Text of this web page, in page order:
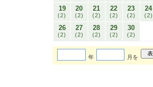
19
(2)
20
(2)
21
(2)
22
(2)
23
(2)
24
(2)
26
(2)
27
(2)
28
(2)
29
(2)
30
(2)
年 月を